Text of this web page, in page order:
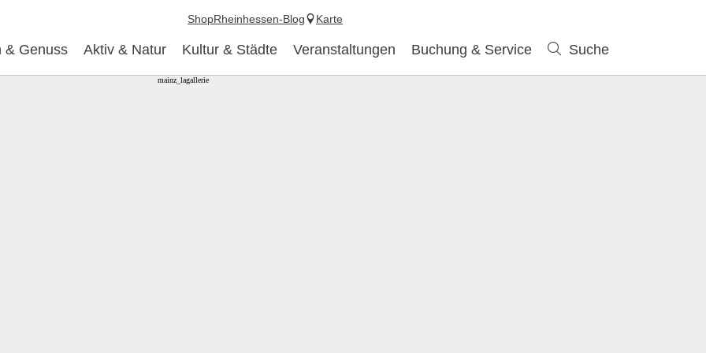
& Genuss Aktiv & Natur Kultur & Städte Veranstaltungen Buchung & Service Suche
ShopRheinhessen-Blog Karte